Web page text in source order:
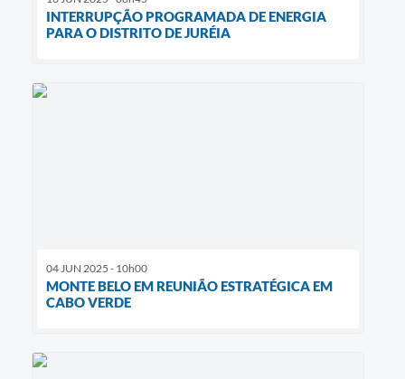
INTERRUPÇÃO PROGRAMADA DE ENERGIA
PARA O DISTRITO DE JURÉIA
04 JUN 2025 - 10h00
MONTE BELO EM REUNIÃO ESTRATÉGICA EM
CABO VERDE